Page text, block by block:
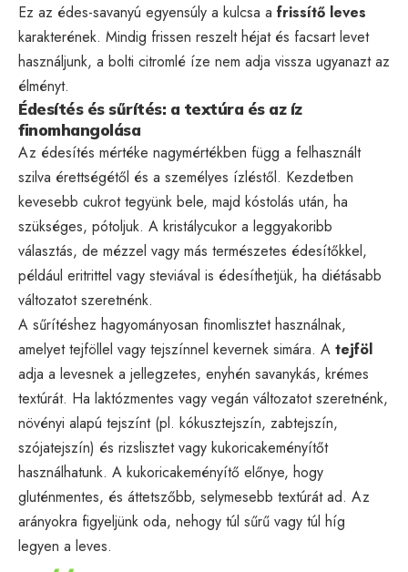
Ez az édes-savanyú egyensúly a kulcsa a frissítő leves
karakterének. Mindig frissen reszelt héjat és facsart levet
használjunk, a bolti citromlé íze nem adja vissza ugyanazt az
élményt.
Édesítés és sűrítés: a textúra és az íz
finomhangolása
Az édesítés mértéke nagymértékben függ a felhasznált
szilva érettségétől és a személyes ízléstől. Kezdetben
kevesebb cukrot tegyünk bele, majd kóstolás után, ha
szükséges, pótoljuk. A kristálycukor a leggyakoribb
választás, de mézzel vagy más természetes édesítőkkel,
például eritrittel vagy steviával is édesíthetjük, ha diétásabb
változatot szeretnénk.
A sűrítéshez hagyományosan finomlisztet használnak,
amelyet tejföllel vagy tejszínnel kevernek simára. A tejföl
adja a levesnek a jellegzetes, enyhén savanykás, krémes
textúrát. Ha laktózmentes vagy vegán változatot szeretnénk,
növényi alapú tejszínt (pl. kókusztejszín, zabtejszín,
szójatejszín) és rizslisztet vagy kukoricakeményítőt
használhatunk. A kukoricakeményítő előnye, hogy
gluténmentes, és áttetszőbb, selymesebb textúrát ad. Az
arányokra figyeljünk oda, nehogy túl sűrű vagy túl híg
legyen a leves.